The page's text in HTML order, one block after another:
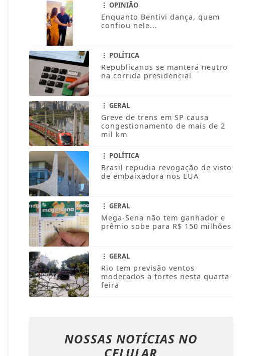
OPINIÃO
Enquanto Bentivi dança, quem
confiou nele...
POLÍTICA
Republicanos se manterá neutro
na corrida presidencial
GERAL
Greve de trens em SP causa
congestionamento de mais de 2
mil km
POLÍTICA
Brasil repudia revogação de visto
de embaixadora nos EUA
GERAL
Mega-Sena não tem ganhador e
prêmio sobe para R$ 150 milhões
GERAL
Rio tem previsão ventos
moderados a fortes nesta quarta-
feira
NOSSAS NOTÍCIAS NO